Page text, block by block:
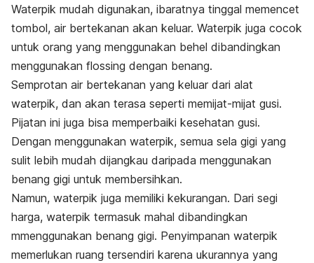
Waterpik mudah digunakan, ibaratnya tinggal memencet
tombol, air bertekanan akan keluar. Waterpik juga cocok
untuk orang yang menggunakan behel dibandingkan
menggunakan flossing dengan benang.
Semprotan air bertekanan yang keluar dari alat
waterpik, dan akan terasa seperti memijat-mijat gusi.
Pijatan ini juga bisa memperbaiki kesehatan gusi.
Dengan menggunakan waterpik, semua sela gigi yang
sulit lebih mudah dijangkau daripada menggunakan
benang gigi untuk membersihkan.
Namun, waterpik juga memiliki kekurangan. Dari segi
harga, waterpik termasuk mahal dibandingkan
mmenggunakan benang gigi. Penyimpanan waterpik
memerlukan ruang tersendiri karena ukurannya yang